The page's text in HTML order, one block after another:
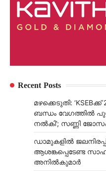
Recent Posts
മഴക്കെടുതി:
ബന്ധം വേഗത്തിൽ
നൽകി’; സണ്ണി
ഡാമുകളില്‍ ജലനിരപ്പ്
ആശങ്കപ്പെടേണ്ട
അനില്‍കുമാര്‍